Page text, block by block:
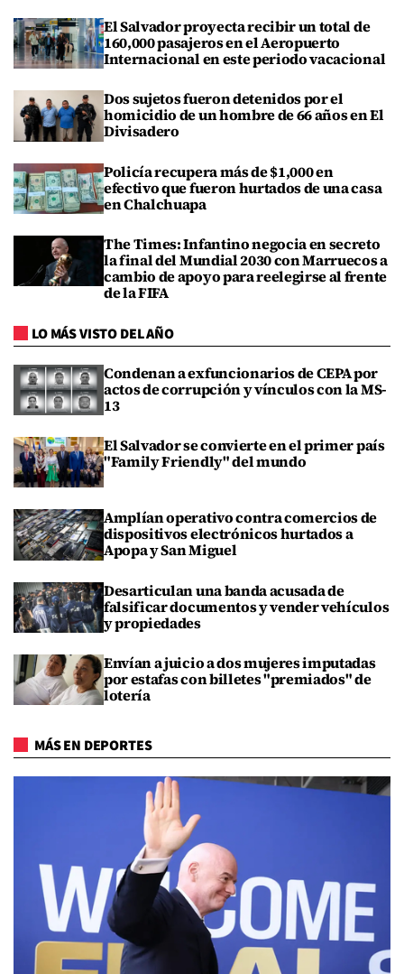
El Salvador proyecta recibir un total de
160,000 pasajeros en el Aeropuerto
Internacional en este periodo vacacional
Dos sujetos fueron detenidos por el
homicidio de un hombre de 66 años en El
Divisadero
Policía recupera más de $1,000 en
efectivo que fueron hurtados de una casa
en Chalchuapa
The Times: Infantino negocia en secreto
la final del Mundial 2030 con Marruecos a
cambio de apoyo para reelegirse al frente
de la FIFA
LO MÁS VISTO DEL AÑO
Condenan a exfuncionarios de CEPA por
actos de corrupción y vínculos con la MS-
13
El Salvador se convierte en el primer país
"Family Friendly" del mundo
Amplían operativo contra comercios de
dispositivos electrónicos hurtados a
Apopa y San Miguel
Desarticulan una banda acusada de
falsificar documentos y vender vehículos
y propiedades
Envían a juicio a dos mujeres imputadas
por estafas con billetes "premiados" de
lotería
MÁS EN DEPORTES